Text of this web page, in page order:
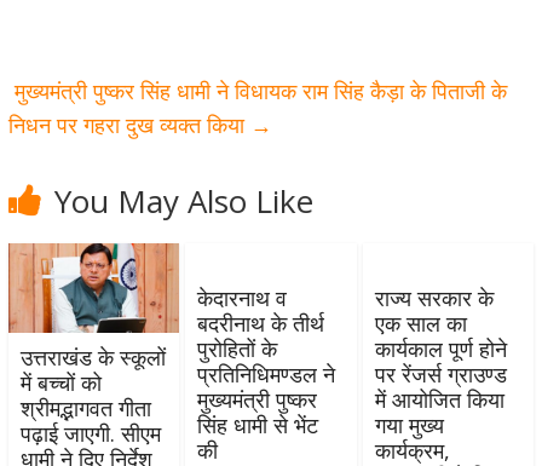
मुख्यमंत्री पुष्कर सिंह धामी ने विधायक राम सिंह कैड़ा के पिताजी के
निधन पर गहरा दुख व्यक्त किया →
You May Also Like
उत्तराखंड के स्कूलों
में बच्चों को
श्रीमद्भागवत गीता
पढ़ाई जाएगी. सीएम
धामी ने दिए निर्देश
केदारनाथ व
बदरीनाथ के तीर्थ
पुरोहितों के
प्रतिनिधिमण्डल ने
मुख्यमंत्री पुष्कर
सिंह धामी से भेंट
की
राज्य सरकार के
एक साल का
कार्यकाल पूर्ण होने
पर रेंजर्स ग्राउण्ड
में आयोजित किया
गया मुख्य
कार्यक्रम,